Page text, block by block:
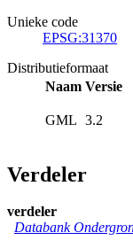
Unieke code
EPSG:31370
Distributieformaat
Naam Versie
GML 3.2
Verdeler
verdeler
Databank